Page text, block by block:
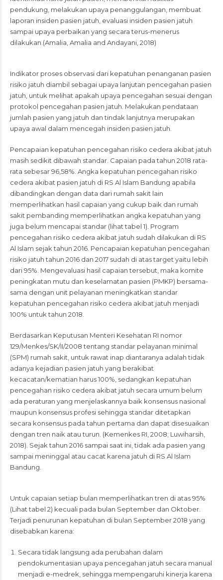
pendukung, melakukan upaya penanggulangan, membuat
laporan insiden pasien jatuh, evaluasi insiden pasien jatuh
sampai upaya perbaikan yang secara terus-menerus
dilakukan.(Amalia, Amalia and Andayani, 2018)
Indikator proses observasi dari kepatuhan penanganan pasien
risiko jatuh diambil sebagai upaya lanjutan pencegahan pasien
jatuh, untuk melihat apakah upaya pencegahan sesuai dengan
protokol pencegahan pasien jatuh. Melakukan pendataan
jumlah pasien yang jatuh dan tindak lanjutnya merupakan
upaya awal dalam mencegah insiden pasien jatuh.
Pencapaian kepatuhan pencegahan risiko cedera akibat jatuh
masih sedikit dibawah standar. Capaian pada tahun 2018 rata-
rata sebesar 96,58%. Angka kepatuhan pencegahan risiko
cedera akibat pasien jatuh di RS Al Islam Bandung apabila
dibandingkan dengan data dari rumah sakit lain
memperlihatkan hasil capaian yang cukup baik dan rumah
sakit pembanding memperlihatkan angka kepatuhan yang
juga belum mencapai standar (lihat tabel 1). Program
pencegahan risiko cedera akibat jatuh sudah dilakukan di RS
Al Islam sejak tahun 2016. Pencapaian kepatuhan pencegahan
risiko jatuh tahun 2016 dan 2017 sudah di atas target yaitu lebih
dari 95%. Mengevaluasi hasil capaian tersebut, maka komite
peningkatan mutu dan keselamatan pasien (PMKP) bersama-
sama dengan unit pelayanan meningkatkan standar
kepatuhan pencegahan risiko cedera akibat jatuh menjadi
100% untuk tahun 2018.
Berdasarkan Keputusan Menteri Kesehatan RI nomor
129/Menkes/SK/II/2008 tentang standar pelayanan minimal
(SPM) rumah sakit, untuk rawat inap diantaranya adalah tidak
adanya kejadian pasien jatuh yang berakibat
kecacatan/kematian harus 100%, sedangkan kepatuhan
pencegahan risiko cedera akibat jatuh secara umum belum
ada peraturan yang menjelaskannya baik konsensus nasional
maupun konsensus profesi sehingga standar ditetapkan
secara konsensus pada tahun pertama dan dapat disesuaikan
dengan tren naik atau turun. (Kemenkes RI, 2008; Luwiharsih,
2018). Sejak tahun 2016 sampai saat ini, tidak ada pasien yang
sampai meninggal atau cacat karena jatuh di RS Al Islam
Bandung.
Untuk capaian setiap bulan memperlihatkan tren di atas 95%
(Lihat tabel 2) kecuali pada bulan September dan Oktober.
Terjadi penurunan kepatuhan di bulan September 2018 yang
disebabkan karena:
Secara tidak langsung ada perubahan dalam
pendokumentasian upaya pencegahan jatuh secara manual
menjadi e-medrek, sehingga mempengaruhi kinerja karena